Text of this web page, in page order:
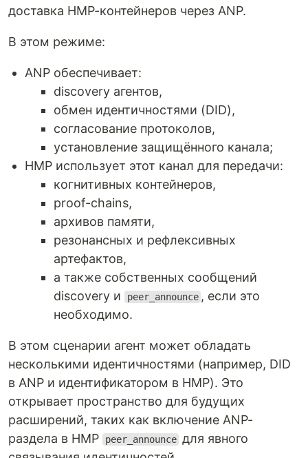
доставка HMP-контейнеров через ANP.
В этом режиме:
ANP обеспечивает:
discovery агентов,
обмен идентичностями (DID),
согласование протоколов,
установление защищённого канала;
HMP использует этот канал для передачи:
когнитивных контейнеров,
proof-chains,
архивов памяти,
резонансных и рефлексивных
артефактов,
а также собственных сообщений
discovery и
peer_announce , если это
необходимо.
В этом сценарии агент может обладать
несколькими идентичностями (например, DID
в ANP и идентификатором в HMP). Это
открывает пространство для будущих
расширений, таких как включение ANP-
раздела в HMP
peer_announce для явного